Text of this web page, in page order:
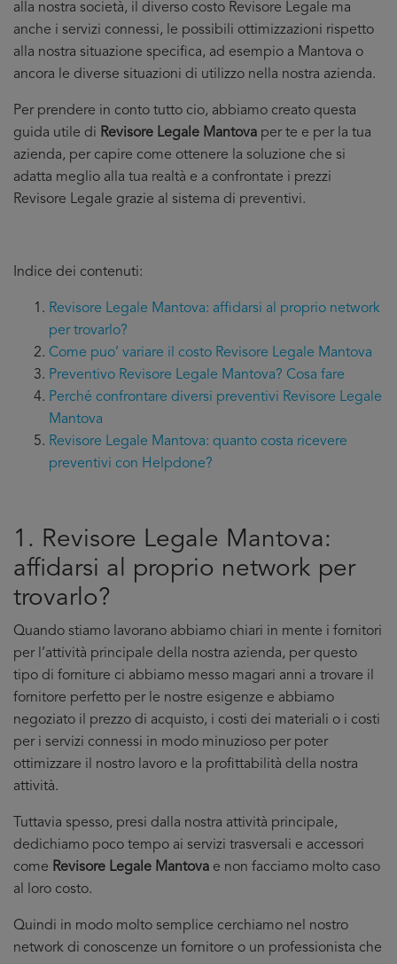
alla nostra società, il diverso costo Revisore Legale ma
anche i servizi connessi, le possibili ottimizzazioni rispetto
alla nostra situazione specifica, ad esempio a Mantova o
ancora le diverse situazioni di utilizzo nella nostra azienda.
Per prendere in conto tutto cio, abbiamo creato questa
guida utile di Revisore Legale Mantova per te e per la tua
azienda, per capire come ottenere la soluzione che si
adatta meglio alla tua realtà e a confrontate i prezzi
Revisore Legale grazie al sistema di preventivi.
Indice dei contenuti:
Revisore Legale Mantova: affidarsi al proprio network
per trovarlo?
Come puo’ variare il costo Revisore Legale Mantova
Preventivo Revisore Legale Mantova? Cosa fare
Perché confrontare diversi preventivi Revisore Legale
Mantova
Revisore Legale Mantova: quanto costa ricevere
preventivi con Helpdone?
1. Revisore Legale Mantova:
affidarsi al proprio network per
trovarlo?
Quando stiamo lavorano abbiamo chiari in mente i fornitori
per l’attività principale della nostra azienda, per questo
tipo di forniture ci abbiamo messo magari anni a trovare il
fornitore perfetto per le nostre esigenze e abbiamo
negoziato il prezzo di acquisto, i costi dei materiali o i costi
per i servizi connessi in modo minuzioso per poter
ottimizzare il nostro lavoro e la profittabilità della nostra
attività.
Tuttavia spesso, presi dalla nostra attività principale,
dedichiamo poco tempo ai servizi trasversali e accessori
come Revisore Legale Mantova e non facciamo molto caso
al loro costo.
Quindi in modo molto semplice cerchiamo nel nostro
network di conoscenze un fornitore o un professionista che